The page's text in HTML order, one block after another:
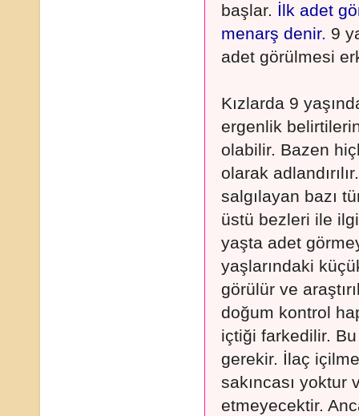
başlar. İlk adet
menarş denir. 9
adet görülmesi
Kızlarda 9
ergenlik
olabilir. Bazen
olarak
salgılayan bazı
üstü bezleri ile
yaşta adet
yaşlarındaki
görülür ve
doğum kontrol
içtiği farkedilir.
gerekir. İlaç
sakıncası yoktur
etmeyecektir.